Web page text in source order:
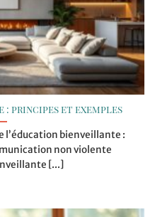
principes et exemples
l’éducation bienveillante :
non violente
[...]